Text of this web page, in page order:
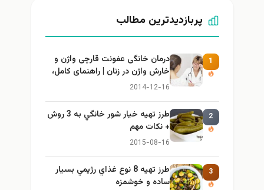
پربازدیدترین مطالب
1
درمان خانگی عفونت قارچی واژن و
خارش واژن در زنان | راهنمای کامل،
ایمن و کاربردی
2014-12-16
2
طرز تهيه خیار شور خانگي به 3 روش
+ نكات مهم
2015-08-16
3
طرز تهيه 8 نوع غذاي رژيمي بسيار
ساده و خوشمزه